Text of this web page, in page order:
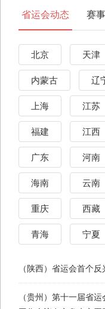
省运会动态 赛
北京 天津
内蒙古 辽
上海 江苏
福建 江西
广东 河南
海南 云南
重庆 西藏
青海 宁夏
（陕西）省运会首个
（贵州）第十一届省